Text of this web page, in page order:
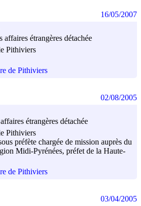
affaires étrangères détachée
Pithiviers
de Pithiviers
16/05/2007
étrangères détachée
Pithiviers
préfète chargée de mission auprès du
Midi-Pyrénées, préfet de la Haute-
de Pithiviers
02/08/2005
03/04/2005